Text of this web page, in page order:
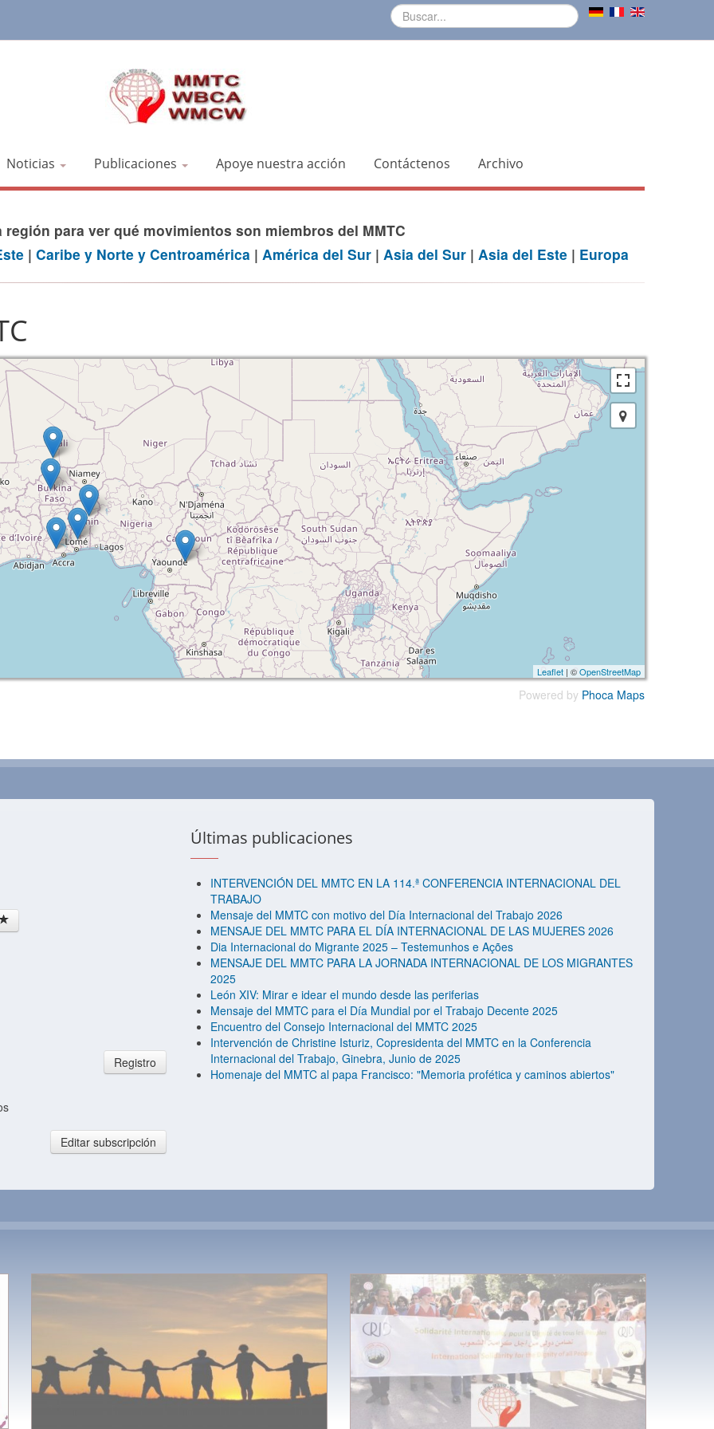
Noticias Publicaciones Apoye nuestra acción Contáctenos Archivo
región para ver qué movimientos son miembros del MMTC
| Caribe y Norte y Centroamérica | América del Sur| Asia del Sur| Asia del Este| Europa
Leaflet | ©OpenStreetMap
Powered by Phoca Maps
Registro
Editar subscripción
Últimas publicaciones
INTERVENCIÓN DEL MMTC EN LA 114.ª CONFERENCIA INTERNACIONAL DEL
TRABAJO
Mensaje del MMTC con motivo del Día Internacional del Trabajo 2026
MENSAJE DEL MMTC PARA EL DÍA INTERNACIONAL DE LAS MUJERES 2026
Dia Internacional do Migrante 2025 – Testemunhos e Ações
MENSAJE DEL MMTC PARA LA JORNADA INTERNACIONAL DE LOS MIGRANTES
2025
León XIV: Mirar e idear el mundo desde las periferias
Mensaje del MMTC para el Día Mundial por el Trabajo Decente 2025
Encuentro del Consejo Internacional del MMTC 2025
Intervención de Christine Isturiz, Copresidenta del MMTC en la Conferencia
Internacional del Trabajo, Ginebra, Junio de 2025
Homenaje del MMTC al papa Francisco: "Memoria profética y caminos abiertos"